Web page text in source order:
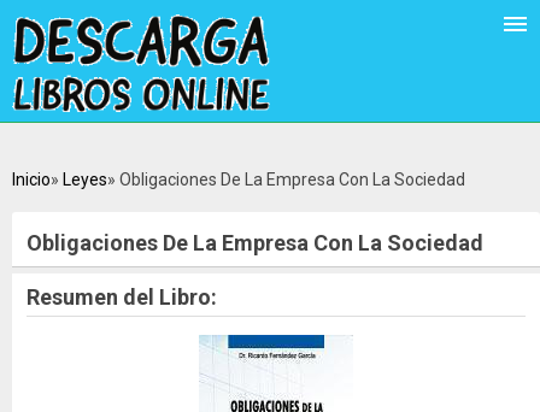
Inicio Leyes Obligaciones De La Empresa Con La Sociedad
Obligaciones De La Empresa Con La Sociedad
Resumen del Libro: